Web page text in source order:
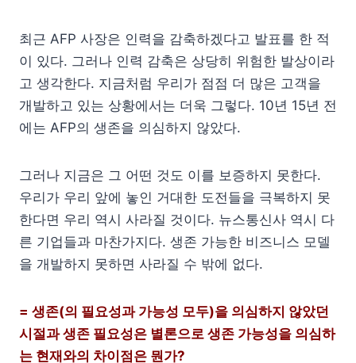
최근 AFP 사장은 인력을 감축하겠다고 발표를 한 적
이 있다. 그러나 인력 감축은 상당히 위험한 발상이라
고 생각한다. 지금처럼 우리가 점점 더 많은 고객을
개발하고 있는 상황에서는 더욱 그렇다. 10년 15년 전
에는 AFP의 생존을 의심하지 않았다.
그러나 지금은 그 어떤 것도 이를 보증하지 못한다.
우리가 우리 앞에 놓인 거대한 도전들을 극복하지 못
한다면 우리 역시 사라질 것이다. 뉴스통신사 역시 다
른 기업들과 마찬가지다. 생존 가능한 비즈니스 모델
을 개발하지 못하면 사라질 수 밖에 없다.
= 생존(의 필요성과 가능성 모두)을 의심하지 않았던
시절과 생존 필요성은 별론으로 생존 가능성을 의심하
는 현재와의 차이점은 뭔가?